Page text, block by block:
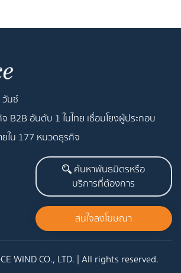
วันซ์
B2B อันดับ 1 ในไทย เชื่อมโยงผู้ประกอบ
ใน 177 หมวดธุรกิจ
ค้นหาพันธมิตรหรือ
บริการที่ต้องการ
สนใจลงโฆษณา
WIND CO., LTD. | All rights reserved.